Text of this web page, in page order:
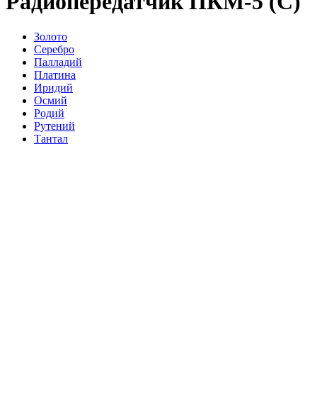
Золото
Серебро
Палладий
Платина
Иридий
Осмий
Родий
Рутений
Тантал